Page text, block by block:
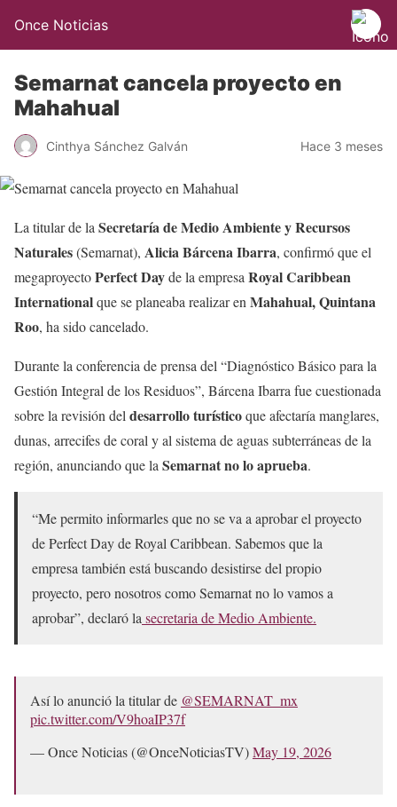
Once Noticias
Semarnat cancela proyecto en
Mahahual
Cinthya Sánchez Galván Hace 3 meses
La titular de la Secretaría de Medio Ambiente y Recursos
Naturales(Semarnat), Alicia Bárcena Ibarra, confirmó que el
megaproyectoPerfect Dayde la empresa Royal Caribbean
Internationalque se planeaba realizar en Mahahual, Quintana
Roo, ha sido cancelado.
Durante la conferencia de prensa del “Diagnóstico Básico para la
Gestión Integral de los Residuos”, Bárcena Ibarra fue cuestionada
sobre la revisión del desarrollo turísticoque afectaría manglares,
dunas, arrecifes de coral y al sistema de aguas subterráneas de la
región, anunciando que la Semarnat no lo aprueba.
“Me permito informarles que no se va a aprobar el proyecto
de Perfect Day de Royal Caribbean. Sabemos que la
empresa también está buscando desistirse del propio
proyecto, pero nosotros como Semarnat no lo vamos a
aprobar”, declaró la secretaria de Medio Ambiente.
Así lo anunció la titular de @SEMARNAT_mx
pic.twitter.com/V9hoaIP37f
— Once Noticias (@OnceNoticiasTV)May 19, 2026